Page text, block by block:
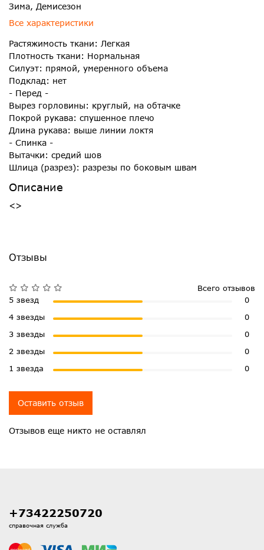
Зима, Демисезон
Все характеристики
Растяжимость ткани: Легкая
Плотность ткани: Нормальная
Силуэт: прямой, умеренного объема
Подклад: нет
- Перед -
Вырез горловины: круглый, на обтачке
Покрой рукава: спушенное плечо
Длина рукава: выше линии локтя
- Спинка -
Вытачки: средий шов
Шлица (разрез): разрезы по боковым швам
Описание
<>
Отзывы
Отзывов еще никто не оставлял
Всего отзывов
5 звезд
0
4 звезды
0
3 звезды
0
2 звезды
0
1 звезда
0
Оставить отзыв
+73422250720
справочная служба